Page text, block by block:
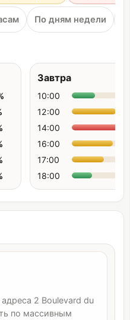
По дням недели
Завтра
10:00
12:00
14:00
16:00
17:00
18:00
2 Boulevard du
по массивным